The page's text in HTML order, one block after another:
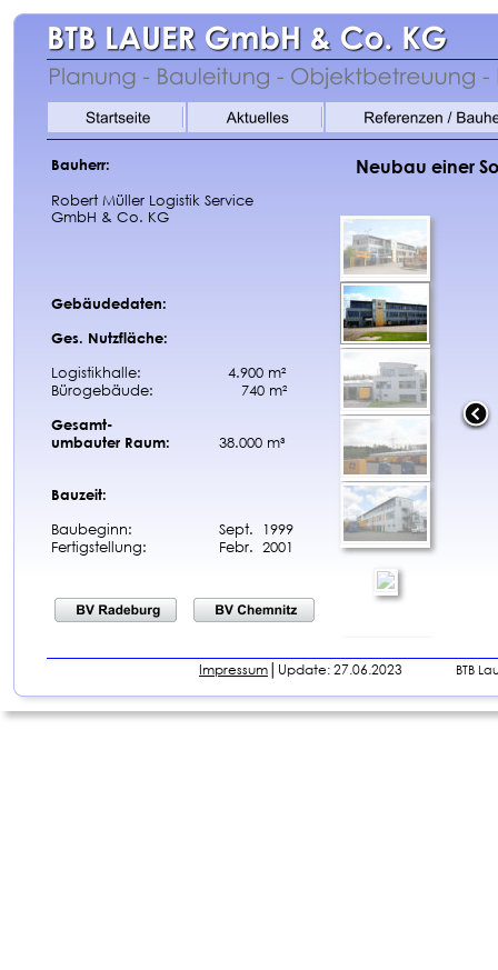
Impressum │Update: 27.06.2023 BTB
Neubau einer
Bauherr:
Robert Müller Logistik Service
GmbH & Co. KG
Gebäudedaten:
Ges. Nutzfläche:
Logistikhalle:
  4.900 m²
Bürogebäude:
     740 m²
Gesamt-
umbauter Raum:
38.000 m³
Bauzeit:
Baubeginn:
Sept.  1999
Fertigstellung:
Febr.  2001